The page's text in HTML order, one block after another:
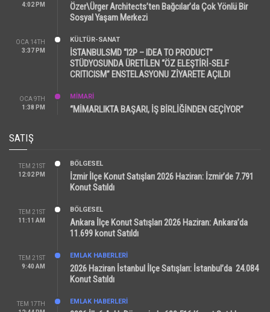
4:02 PM
Özer\Ürger Architects’ten Bağcılar’da Çok Yönlü Bir
Sosyal Yaşam Merkezi
OCA 14TH
3:37 PM
KÜLTÜR-SANAT
İSTANBULSMD “I2P – IDEA TO PRODUCT”
STÜDYOSUNDA ÜRETİLEN “ÖZ ELEŞTİRİ-SELF
CRITICISM” ENSTELASYONU ZİYARETE AÇILDI
OCA 9TH
1:38 PM
MİMARİ
“MİMARLIKTA BAŞARI, İŞ BİRLİĞİNDEN GEÇİYOR”
SATIŞ
TEM 21ST
12:02 PM
BÖLGESEL
İzmir İlçe Konut Satışları 2026 Haziran: İzmir’de 7.791
Konut Satıldı
TEM 21ST
11:11 AM
BÖLGESEL
Ankara İlçe Konut Satışları 2026 Haziran: Ankara’da
11.699 konut Satıldı
TEM 21ST
9:40 AM
EMLAK HABERLERI
2026 Haziran İstanbul İlçe Satışları: İstanbul’da 24.084
Konut Satıldı
TEM 17TH
EMLAK HABERLERI